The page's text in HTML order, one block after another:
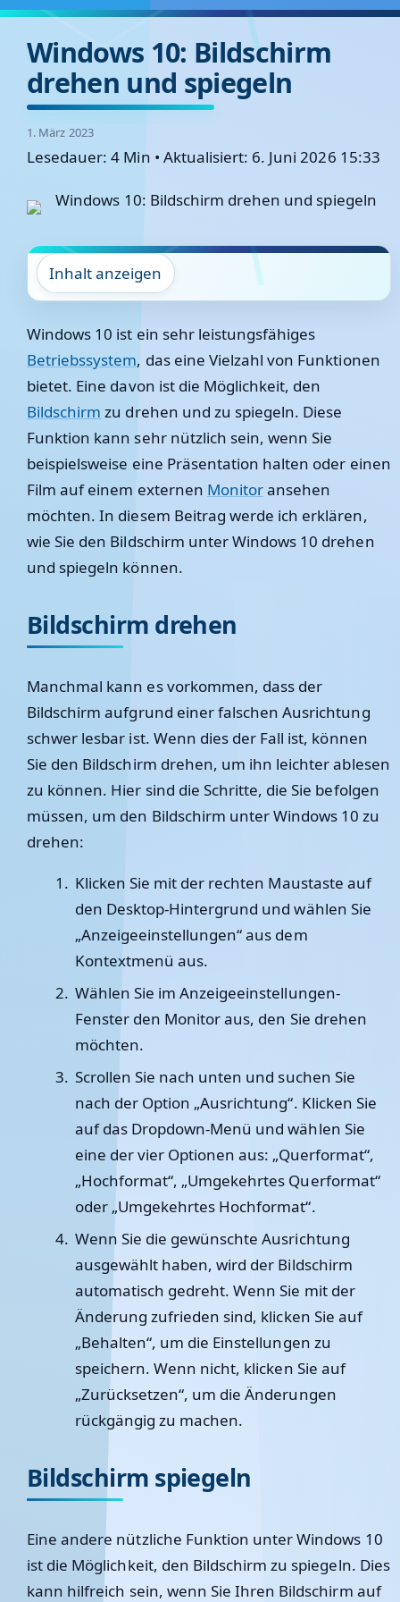
Windows 10: Bildschirm
drehen und spiegeln
1. März 2023
Lesedauer: 4 Min • Aktualisiert: 6. Juni 2026 15:33
Inhalt anzeigen
Windows 10 ist ein sehr leistungsfähiges
Betriebssystem, das eine Vielzahl von Funktionen
bietet. Eine davon ist die Möglichkeit, den
Bildschirm zu drehen und zu spiegeln. Diese
Funktion kann sehr nützlich sein, wenn Sie
beispielsweise eine Präsentation halten oder einen
Film auf einem externen Monitoransehen
möchten. In diesem Beitrag werde ich erklären,
wie Sie den Bildschirm unter Windows 10 drehen
und spiegeln können.
Bildschirm drehen
Manchmal kann es vorkommen, dass der
Bildschirm aufgrund einer falschen Ausrichtung
schwer lesbar ist. Wenn dies der Fall ist, können
Sie den Bildschirm drehen, um ihn leichter ablesen
zu können. Hier sind die Schritte, die Sie befolgen
müssen, um den Bildschirm unter Windows 10 zu
drehen:
Klicken Sie mit der rechten Maustaste auf
den Desktop-Hintergrund und wählen Sie
„Anzeigeeinstellungen“ aus dem
Kontextmenü aus.
Wählen Sie im Anzeigeeinstellungen-
Fenster den Monitor aus, den Sie drehen
möchten.
Scrollen Sie nach unten und suchen Sie
nach der Option „Ausrichtung“. Klicken Sie
auf das Dropdown-Menü und wählen Sie
eine der vier Optionen aus: „Querformat“,
„Hochformat“, „Umgekehrtes Querformat“
oder „Umgekehrtes Hochformat“.
Wenn Sie die gewünschte Ausrichtung
ausgewählt haben, wird der Bildschirm
automatisch gedreht. Wenn Sie mit der
Änderung zufrieden sind, klicken Sie auf
„Behalten“, um die Einstellungen zu
speichern. Wenn nicht, klicken Sie auf
„Zurücksetzen“, um die Änderungen
rückgängig zu machen.
Bildschirm spiegeln
Eine andere nützliche Funktion unter Windows 10
ist die Möglichkeit, den Bildschirm zu spiegeln. Dies
kann hilfreich sein, wenn Sie Ihren Bildschirm auf